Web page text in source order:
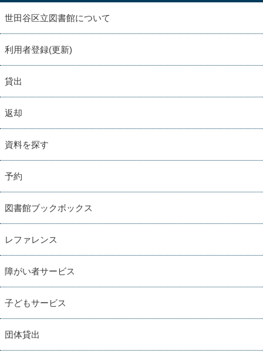
世田谷区立図書館について
利用者登録(更新)
貸出
返却
資料を探す
予約
図書館ブックボックス
レファレンス
障がい者サービス
子どもサービス
団体貸出